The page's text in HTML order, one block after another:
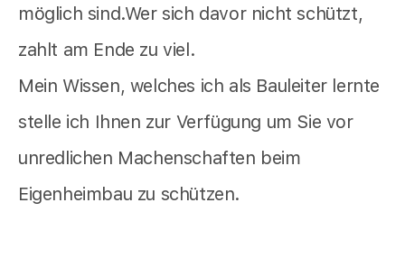
möglich sind.Wer sich davor nicht schützt,
zahlt am Ende zu viel.
Mein Wissen, welches ich als Bauleiter lernte
stelle ich Ihnen zur Verfügung um Sie vor
unredlichen Machenschaften beim
Eigenheimbau zu schützen.